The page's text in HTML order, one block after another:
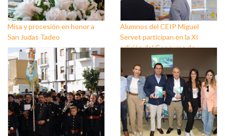
Misa y procesión en honor a
San Judas Tadeo
Alumnos del CEIP Miguel
Servet participan en la XI
edición del Concurso de
dibujos ‘Balerma y la Mar’ que
pone en valor las tradiciones
del núcleo